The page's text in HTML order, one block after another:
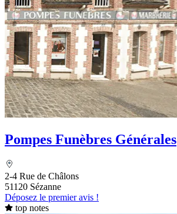
Pompes Funèbres Générales
2-4 Rue de Châlons
51120 Sézanne
Déposez le premier avis !
top notes